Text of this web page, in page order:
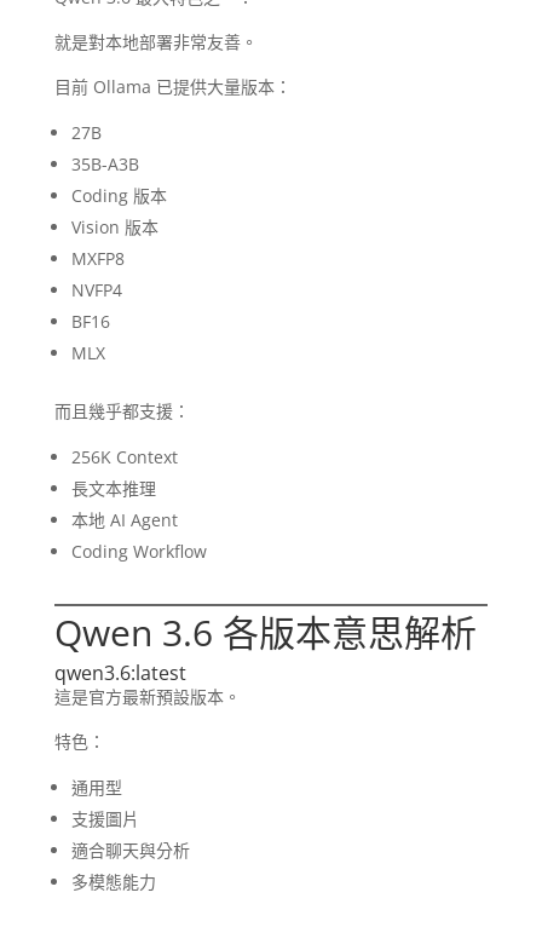
就是對本地部署非常友善。
目前 Ollama 已提供大量版本：
27B
35B-A3B
Coding 版本
Vision 版本
MXFP8
NVFP4
BF16
MLX
而且幾乎都支援：
256K Context
長文本推理
本地 AI Agent
Coding Workflow
Qwen 3.6 各版本意思解析
qwen3.6:latest
這是官方最新預設版本。
特色：
通用型
支援圖片
適合聊天與分析
多模態能力